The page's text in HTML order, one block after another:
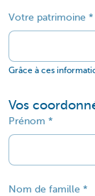
Votre patrimoine
Grâce à ces
Vos
Prénom
Nom de famille